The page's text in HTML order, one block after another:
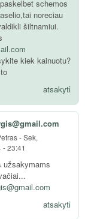
schemos
noreciau
šiltnamiui.
kiek kainuotu?
atsakyti
-Sek,
23:41
užsakymams
atsakyti